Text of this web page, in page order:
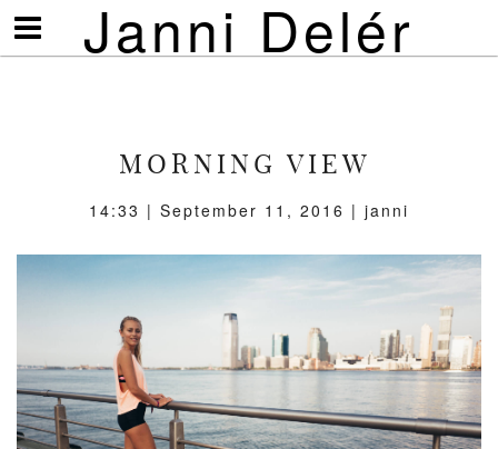
Janni Delér
Visa/göm
meny
MORNING VIEW
14:33 | September 11, 2016 | janni